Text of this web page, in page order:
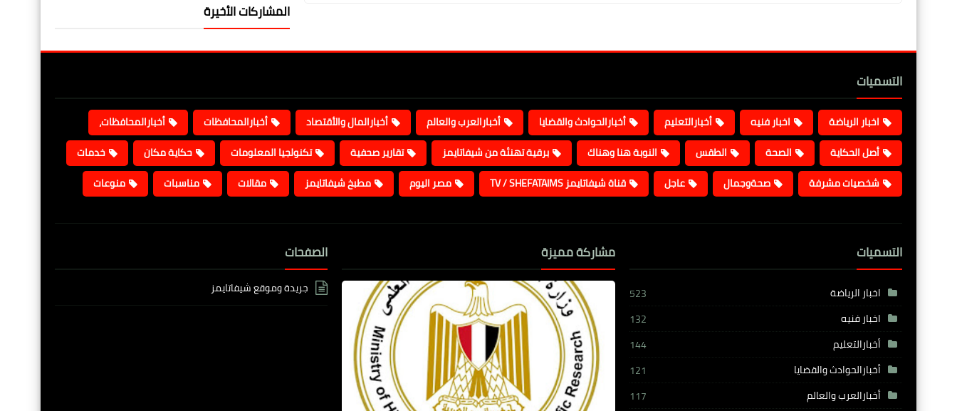
المشاركات الأخيرة
التسميات
اخبار الرياضة اخبار فنيه أخبارالتعليم أخبارالحوادث والقضايا أخبارالعرب والعالم أخبارالمال والأقتصاد أخبارالمحافظات
أخبارالمحافظات،
أصل الحكاية
الصحة الطقس النوبة هنا وهناك برقية تهنئة من شيفاتايمز تقارير صحفية تكنولجيا المعلومات حكاية مكان
خدمات
شخصيات مشرفة
صحةوجمال عاجل قناة شيفاتايمز TV / SHEFATAIMS مصر اليوم مطبخ شيفاتايمز مقالات مناسبات منوعات
التسميات
اخبار الرياضة
523
اخبار فنيه
132
أخبارالتعليم
144
أخبارالحوادث والقضايا
121
أخبارالعرب والعالم
117
مشاركة مميزة الصفحات
جريدة وموقع شيفاتايمز